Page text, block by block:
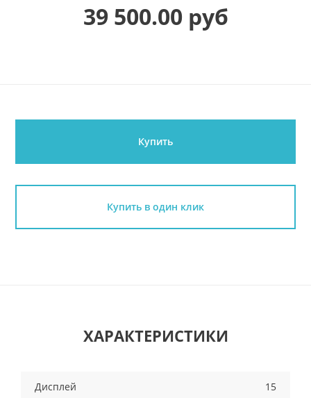
39 500.00 руб
Купить
Купить в один клик
ХАРАКТЕРИСТИКИ
Дисплей 15